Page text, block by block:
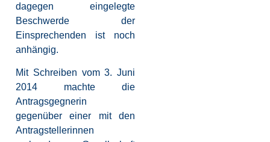
dagegen eingelegte
Beschwerde der
Einsprechenden ist noch
anhängig.
Mit Schreiben vom 3. Juni
2014 machte die
Antragsgegnerin
gegenüber einer mit den
Antragstellerinnen